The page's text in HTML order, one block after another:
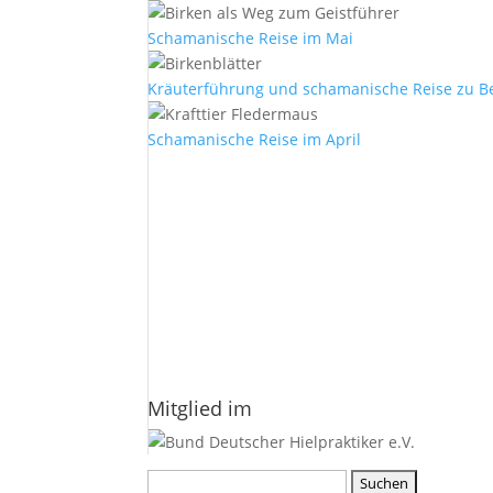
Schamanische Reise im Mai
Kräuterführung und schamanische Reise zu
Schamanische Reise im April
Mitglied im